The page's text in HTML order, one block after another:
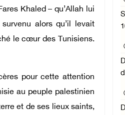
Khaled – qu’Allah lui
alors qu’il levait
le cœur des Tunisiens.
pour cette attention
au peuple palestinien
et de ses lieux saints,